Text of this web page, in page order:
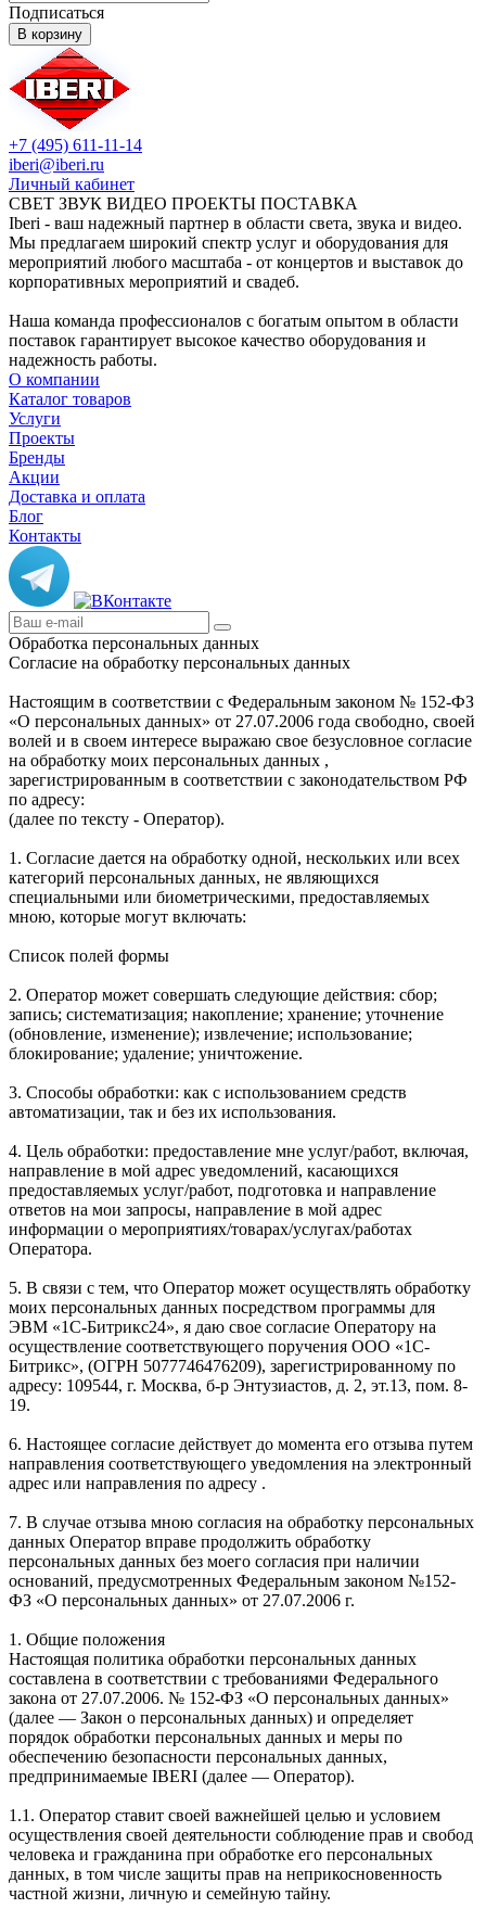
Подписаться
В корзину
+7 (495) 611-11-14
iberi@iberi.ru
Личный кабинет
СВЕТ ЗВУК ВИДЕО ПРОЕКТЫ ПОСТАВКА
Iberi - ваш надежный партнер в области света, звука и видео.
Мы предлагаем широкий спектр услуг и оборудования для
мероприятий любого масштаба - от концертов и выставок до
корпоративных мероприятий и свадеб.
Наша команда профессионалов с богатым опытом в области
поставок гарантирует высокое качество оборудования и
надежность работы.
О компании
Каталог товаров
Услуги
Проекты
Бренды
Акции
Доставка и оплата
Блог
Контакты
Обработка персональных данных
Согласие на обработку персональных данных
Настоящим в соответствии с Федеральным законом № 152-ФЗ
«О персональных данных» от 27.07.2006 года свободно, своей
волей и в своем интересе выражаю свое безусловное согласие
на обработку моих персональных данных ,
зарегистрированным в соответствии с законодательством РФ
по адресу:
(далее по тексту - Оператор).
1. Согласие дается на обработку одной, нескольких или всех
категорий персональных данных, не являющихся
специальными или биометрическими, предоставляемых
мною, которые могут включать:
Список полей формы
2. Оператор может совершать следующие действия: сбор;
запись; систематизация; накопление; хранение; уточнение
(обновление, изменение); извлечение; использование;
блокирование; удаление; уничтожение.
3. Способы обработки: как с использованием средств
автоматизации, так и без их использования.
4. Цель обработки: предоставление мне услуг/работ, включая,
направление в мой адрес уведомлений, касающихся
предоставляемых услуг/работ, подготовка и направление
ответов на мои запросы, направление в мой адрес
информации о мероприятиях/товарах/услугах/работах
Оператора.
5. В связи с тем, что Оператор может осуществлять обработку
моих персональных данных посредством программы для
ЭВМ «1С-Битрикс24», я даю свое согласие Оператору на
осуществление соответствующего поручения ООО «1С-
Битрикс», (ОГРН 5077746476209), зарегистрированному по
адресу: 109544, г. Москва, б-р Энтузиастов, д. 2, эт.13, пом. 8-
19.
6. Настоящее согласие действует до момента его отзыва путем
направления соответствующего уведомления на электронный
адрес или направления по адресу .
7. В случае отзыва мною согласия на обработку персональных
данных Оператор вправе продолжить обработку
персональных данных без моего согласия при наличии
оснований, предусмотренных Федеральным законом №152-
ФЗ «О персональных данных» от 27.07.2006 г.
1. Общие положения
Настоящая политика обработки персональных данных
составлена в соответствии с требованиями Федерального
закона от 27.07.2006. № 152-ФЗ «О персональных данных»
(далее — Закон о персональных данных) и определяет
порядок обработки персональных данных и меры по
обеспечению безопасности персональных данных,
предпринимаемые IBERI (далее — Оператор).
1.1. Оператор ставит своей важнейшей целью и условием
осуществления своей деятельности соблюдение прав и свобод
человека и гражданина при обработке его персональных
данных, в том числе защиты прав на неприкосновенность
частной жизни, личную и семейную тайну.